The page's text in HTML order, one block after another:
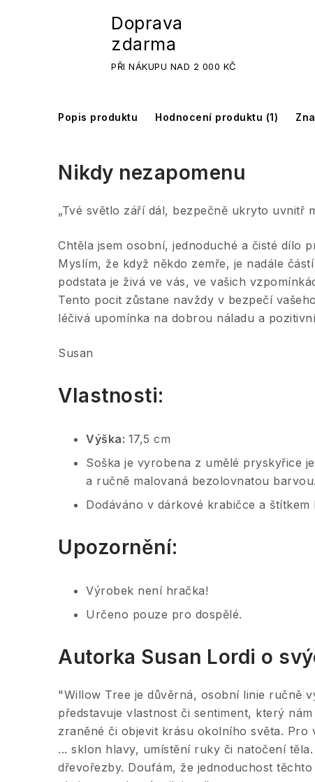
Doprava
zdarma
PŘI NÁKUPU NAD 2 000 KČ
Popis produktu Hodnocení produktu (1)
Nikdy nezapomenu
„Tvé světlo září dál, bezpečně ukryto uvnitř
Chtěla jsem osobní, jednoduché a čisté dílo
Myslím, že když někdo zemře, je nadále
podstata je živá ve vás, ve vašich
Tento pocit zůstane navždy v bezpečí
léčivá upomínka na dobrou náladu a
Susan
Vlastnosti:
Výška: 17,5 cm
Soška je vyrobena z umělé pryskyřice
a ručně malovaná bezolovnatou barvou.
Dodáváno v dárkové krabičce a štítkem
Upozornění:
Výrobek není hračka!
Určeno pouze pro dospělé.
Autorka Susan Lordi o
"Willow Tree je důvěrná, osobní linie ručně
představuje vlastnost či sentiment, který
zraněné či objevit krásu okolního světa. Pro
... sklon hlavy, umístění ruky či natočení
dřevořezby. Doufám, že jednoduchost